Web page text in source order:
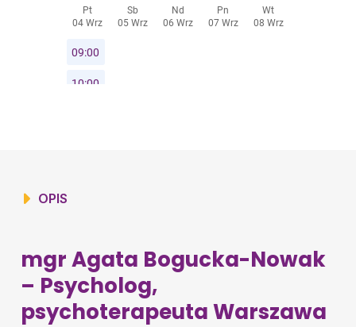
OPIS
mgr Agata Bogucka-Nowak
– Psycholog,
psychoterapeuta Warszawa